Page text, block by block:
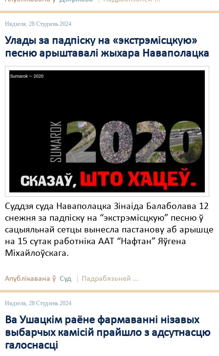
Нядзеля, 28 Студзень 2024
Улады за падпіску на «экстрэмісцкую»
песню арыштавалі жыхара Наваполацка
Суддзя суда Наваполацка Зінаіда Балаболава 12
снежня за падпіску на “экстрэмісцкую” песню ў
сацыяльнай сетцы вынесла пастанову аб арышце
на 15 сутак работніка ААТ “Нафтан” Яўгена
Міхайлоўскага.
Апублікавана ў Суд Падрабязьней ...
Нядзеля, 28 Студзень 2024
Ва Ушацкім раёне фармаванні нізавых
выбарчых камісій прайшло з адсутнасцю
галоснасці